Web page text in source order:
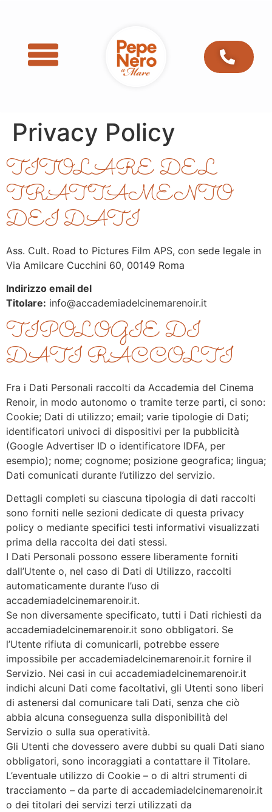
Privacy Policy
TITOLARE DEL
TRATTAMENTO
DEI DATI
Ass. Cult. Road to Pictures Film APS, con sede legale in
Via Amilcare Cucchini 60, 00149 Roma
Indirizzo email del
Titolare: info@accademiadelcinemarenoir.it
TIPOLOGIE DI
DATI RACCOLTI
Fra i Dati Personali raccolti da Accademia del Cinema
Renoir, in modo autonomo o tramite terze parti, ci sono:
Cookie; Dati di utilizzo; email; varie tipologie di Dati;
identificatori univoci di dispositivi per la pubblicità
(Google Advertiser ID o identificatore IDFA, per
esempio); nome; cognome; posizione geografica; lingua;
Dati comunicati durante l’utilizzo del servizio.
Dettagli completi su ciascuna tipologia di dati raccolti
sono forniti nelle sezioni dedicate di questa privacy
policy o mediante specifici testi informativi visualizzati
prima della raccolta dei dati stessi.
I Dati Personali possono essere liberamente forniti
dall’Utente o, nel caso di Dati di Utilizzo, raccolti
automaticamente durante l’uso di
accademiadelcinemarenoir.it.
Se non diversamente specificato, tutti i Dati richiesti da
accademiadelcinemarenoir.it sono obbligatori. Se
l’Utente rifiuta di comunicarli, potrebbe essere
impossibile per accademiadelcinemarenoir.it fornire il
Servizio. Nei casi in cui accademiadelcinemarenoir.it
indichi alcuni Dati come facoltativi, gli Utenti sono liberi
di astenersi dal comunicare tali Dati, senza che ciò
abbia alcuna conseguenza sulla disponibilità del
Servizio o sulla sua operatività.
Gli Utenti che dovessero avere dubbi su quali Dati siano
obbligatori, sono incoraggiati a contattare il Titolare.
L’eventuale utilizzo di Cookie – o di altri strumenti di
tracciamento – da parte di accademiadelcinemarenoir.it
o dei titolari dei servizi terzi utilizzati da